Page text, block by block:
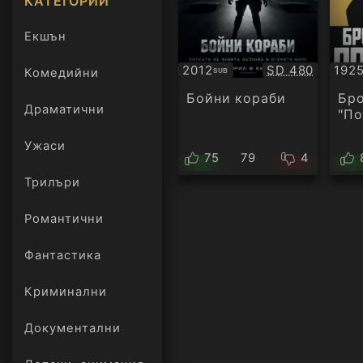
Екшън
Комедийни
Драматични
Ужаси
Трилъри
онлайн
Романтични
Фантастика
Криминални
Документални
2012SUB
Субтитри Качество:
SD 480
Бойни кораби
75 79 4
1925